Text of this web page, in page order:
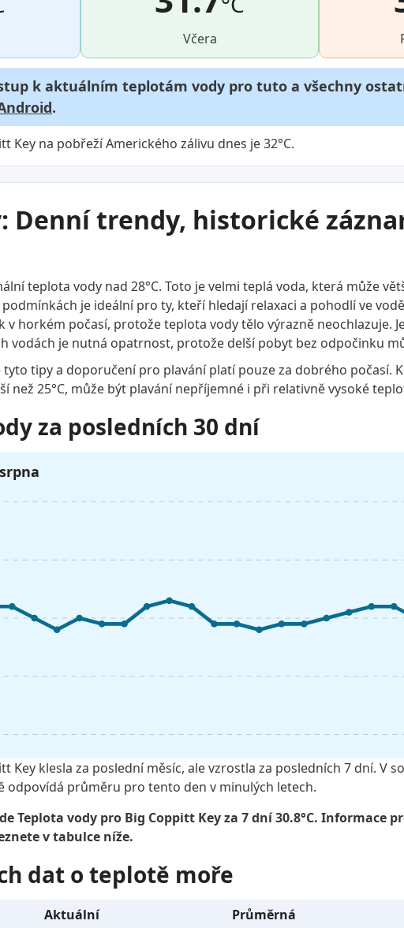
Včera
k aktuálním teplotám vody pro tuto a všechny
.
Key na pobřeží Amerického zálivu dnes je 32°C.
Denní trendy, historické
teplota vody nad 28°C. Toto je velmi teplá voda, která může
je ideální pro ty, kteří hledají relaxaci a pohodlí ve
horkém počasí, protože teplota vody tělo výrazně neochlazuje.
vodách je nutná opatrnost, protože delší pobyt bez odpočinku
tyto tipy a doporučení pro plavání platí pouze za dobrého počasí.
než 25°C, může být plavání nepříjemné i při relativně vysoké
za posledních 30 dní
Key klesla za poslední měsíc, ale vzrostla za posledních 7 dní. V
odpovídá průměru pro tento den v minulých letech.
Teplota vody pro Big Coppitt Key za 7 dní 30.8°C. Informace
v tabulce níže.
dat o teplotě moře
Aktuální Průměrná